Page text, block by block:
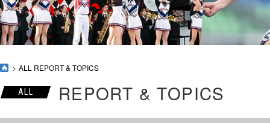
ALL REPORT & TOPICS
ALL REPORT & TOPICS